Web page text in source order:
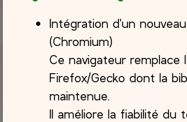
Intégration d'un
(Chromium)
Ce navigateur remplace
Firefox/Gecko dont la
maintenue.
Il améliore la fiabilité du